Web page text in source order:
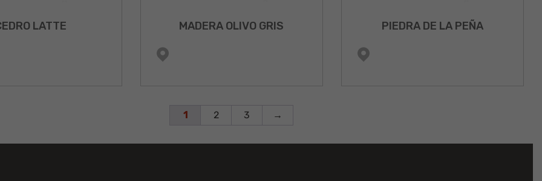
LATTE MADERA OLIVO GRIS PIEDRA DE LA PEÑA
1 2 3 →